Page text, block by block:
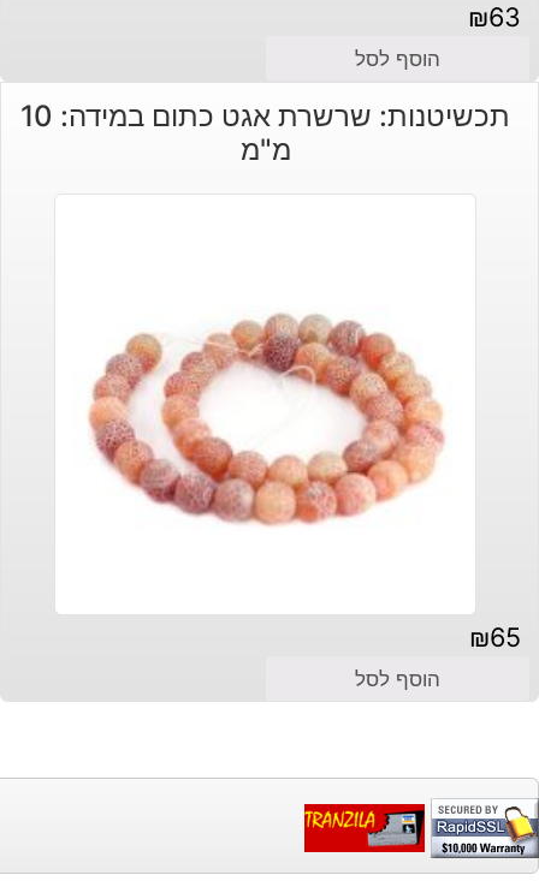
₪63
הוסף לסל
תכשיטנות: שרשרת אגט כתום במידה: 10
מ"מ
₪65
הוסף לסל